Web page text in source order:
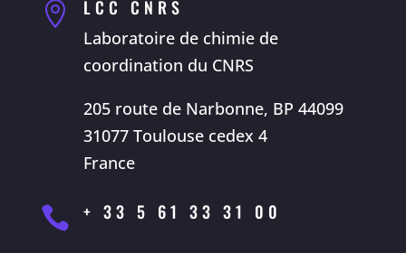
 LCC CNRS
Laboratoire de chimie de
coordination du CNRS
205 route de Narbonne, BP 44099
31077 Toulouse cedex 4
France
 + 33 5 61 33 31 00